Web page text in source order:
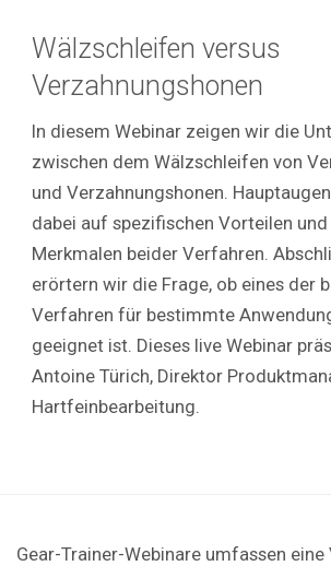
Wälzschleifen versus
Verzahnungshonen
In diesem Webinar zeigen wir die
zwischen dem Wälzschleifen von
und Verzahnungshonen.
dabei auf spezifischen Vorteilen
Merkmalen beider Verfahren.
erörtern wir die Frage, ob eines der
Verfahren für bestimmte
geeignet ist. Dieses live Webinar
Antoine Türich, Direktor
Hartfeinbearbeitung.
Gear-Trainer-Webinare umfassen